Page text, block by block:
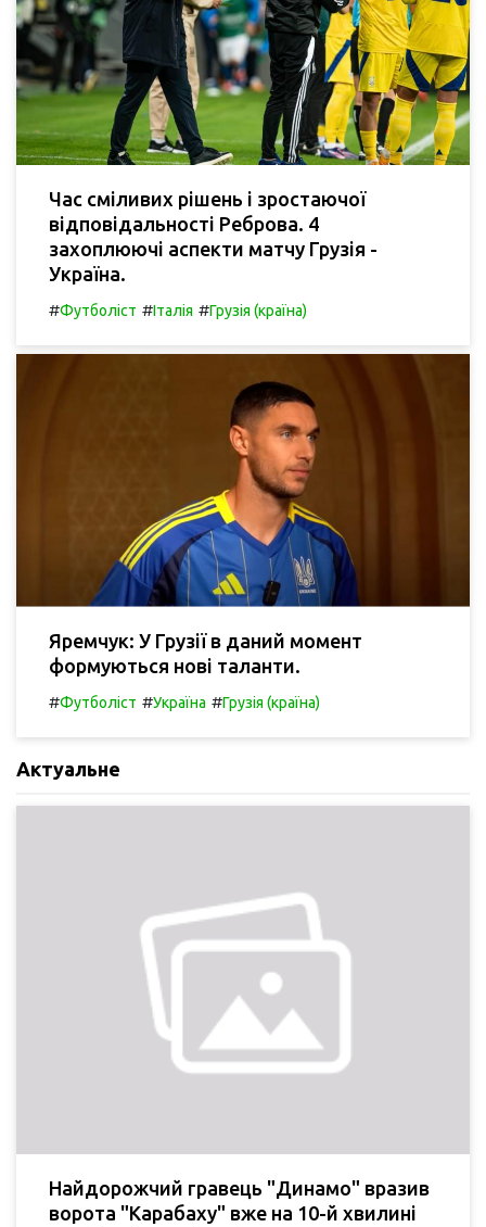
Час сміливих рішень і зростаючої
відповідальності Реброва. 4
захоплюючі аспекти матчу Грузія -
Україна.
#Футболіст #Італія #Грузія (країна)
Яремчук: У Грузії в даний момент
формуються нові таланти.
#Футболіст #Україна #Грузія (країна)
Актуальне
Найдорожчий гравець "Динамо" вразив
ворота "Карабаху" вже на 10-й хвилині